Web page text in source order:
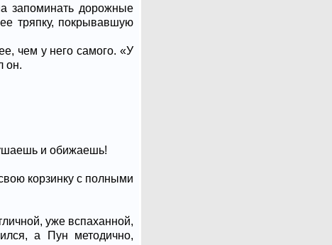
запоминать дорожные
тряпку, покрывавшую
чем у него самого. «У
он.
и обижаешь!
корзинку с полными
уже вспаханной,
а Пун методично,